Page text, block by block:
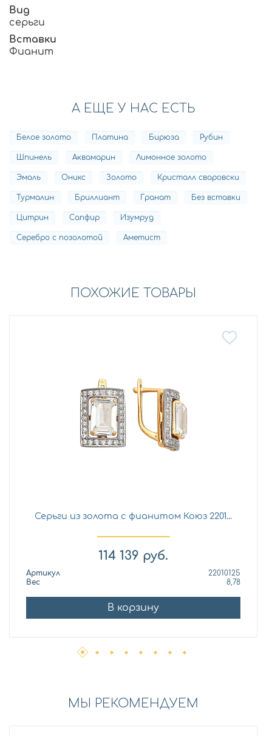
Вид
серьги
Вставки
Фианит
А ЕЩЕ У НАС ЕСТЬ
Белое золото Платина Бирюза Рубин
Шпинель Аквамарин Лимонное золото
Эмаль Оникс Золото Кристалл сваровски
Турмалин Бриллиант Гранат Без вставки
Цитрин Сапфир Изумруд
Серебро с позолотой Аметист
ПОХОЖИЕ ТОВАРЫ
Серьги из золота с фианитом Коюз 2201...
114 139 руб.
Артикул
22010125
Вес
8,78
В корзину
МЫ РЕКОМЕНДУЕМ